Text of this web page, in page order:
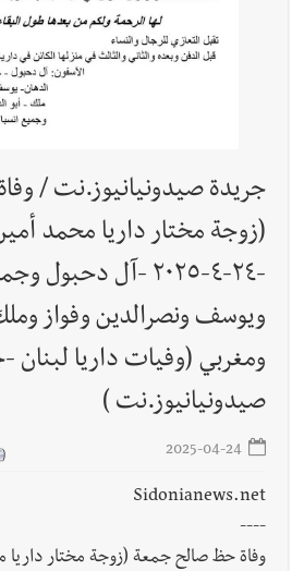
أخبار لبنان قوى الأمن الداخلي : كمائن
الله؟
الرئيس الأميركي ترامب
وإعلام إيراني: الاتّفاق مع عُمان مؤجّل
جريدة صيدونيانيوز.نت /
(زوجة مختار داريا محمد
-٢٤-٤-٢٠٢٥ -آل
ويوسف ونصرالدين وفواز
ومغربي (وفيات داريا لبنان
صيدونيانيوز.نت )
2025-04-24
Sidonianews.net
----
وفاة حظ صالح جمعة (زوجة مختار